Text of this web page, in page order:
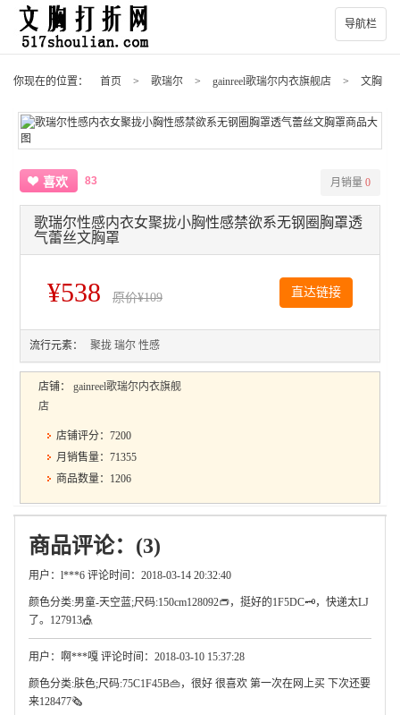
导航栏
你现在的位置： 首页 > 歌瑞尔 > gainreel歌瑞尔内衣旗舰店 > 文胸
喜欢 83 月销量 0
歌瑞尔性感内衣女聚拢小胸性感禁欲系无钢圈胸罩透
气蕾丝文胸罩
¥538 原价¥109 直达链接
流行元素： 聚拢 瑞尔 性感
店铺： gainreel歌瑞尔内衣旗舰
店
店铺评分：7200
月销售量：71355
商品数量：1206
商品评论：(3)
用户：l***6 评论时间：2018-03-14 20:32:40
颜色分类:男童-天空蓝;尺码:150cm128092👝，挺好的1F5DC🗝，快递太LJ
了。127913🎪
用户：啊***嘎 评论时间：2018-03-10 15:37:28
颜色分类:肤色;尺码:75C1F45B👜，很好 很喜欢 第一次在网上买 下次还要
来128477🗞